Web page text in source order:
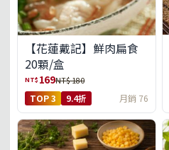
【花蓮戴記】鮮肉扁食
20顆/盒
NT$ 169NT$ 180
TOP 3 9.4折 月銷 76